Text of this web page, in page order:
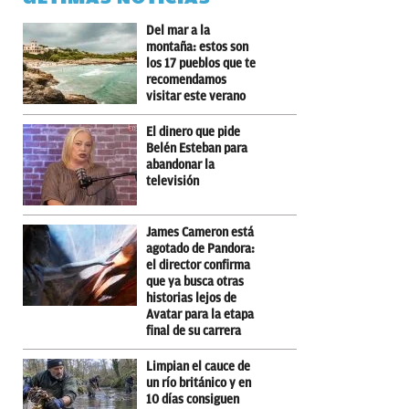
Del mar a la
montaña: estos son
los 17 pueblos que te
recomendamos
visitar este verano
El dinero que pide
Belén Esteban para
abandonar la
televisión
James Cameron está
agotado de Pandora:
el director confirma
que ya busca otras
historias lejos de
Avatar para la etapa
final de su carrera
Limpian el cauce de
un río británico y en
10 días consiguen